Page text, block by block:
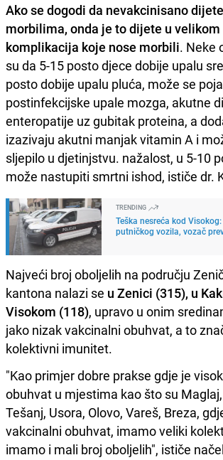
Ako se dogodi da nevakcinisano
morbilima, onda je to dijete u velikom
komplikacija koje nose morbili. Neke
su da 5-15 posto djece dobije upalu
posto dobije upalu pluća, može se
postinfekcijske upale mozga, akutne
enteropatije uz gubitak proteina, a
izazivaju akutni manjak vitamin A i
sljepilo u djetinjstvu. nažalost, u 5-10
može nastupiti smrtni ishod, ističe dr.
TRENDING
Teška nesreća kod
putničkog vozila, vozač
Najveći broj oboljelih na području
kantona nalazi se u Zenici (315), u
Visokom (118), upravo u onim
jako nizak vakcinalni obuhvat, a to
kolektivni imunitet.
"Kao primjer dobre prakse gdje je
obuhvat u mjestima kao što su
Tešanj, Usora, Olovo, Vareš, Breza,
vakcinalni obuhvat, imamo veliki
imamo i mali broj oboljelih", ističe